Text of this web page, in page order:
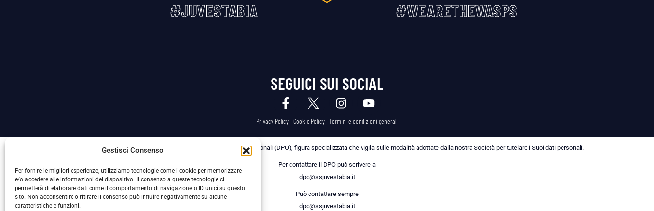
Gestisci Consenso
Per fornire le migliori esperienze, utilizziamo tecnologie come i cookie per memorizzare
e/o accedere alle informazioni del dispositivo. Il consenso a queste tecnologie ci
permetterà di elaborare dati come il comportamento di navigazione o ID unici su questo
sito. Non acconsentire o ritirare il consenso può influire negativamente su alcune
caratteristiche e funzioni.
#JUVESTABIA #WEARETHEWASPS
SEGUICI SUI SOCIAL
Privacy Policy Cookie Policy Termini e condizioni generali
La Società ha nominato il Responsabile della Protezione dei Dati Personali (DPO), figura specializzata che vigila sulle modalità adottate dalla nostra Società per tutelare i Suoi dati personali.
Per contattare il DPO può scrivere a
dpo@ssjuvestabia.it
Può contattare sempre
dpo@ssjuvestabia.it